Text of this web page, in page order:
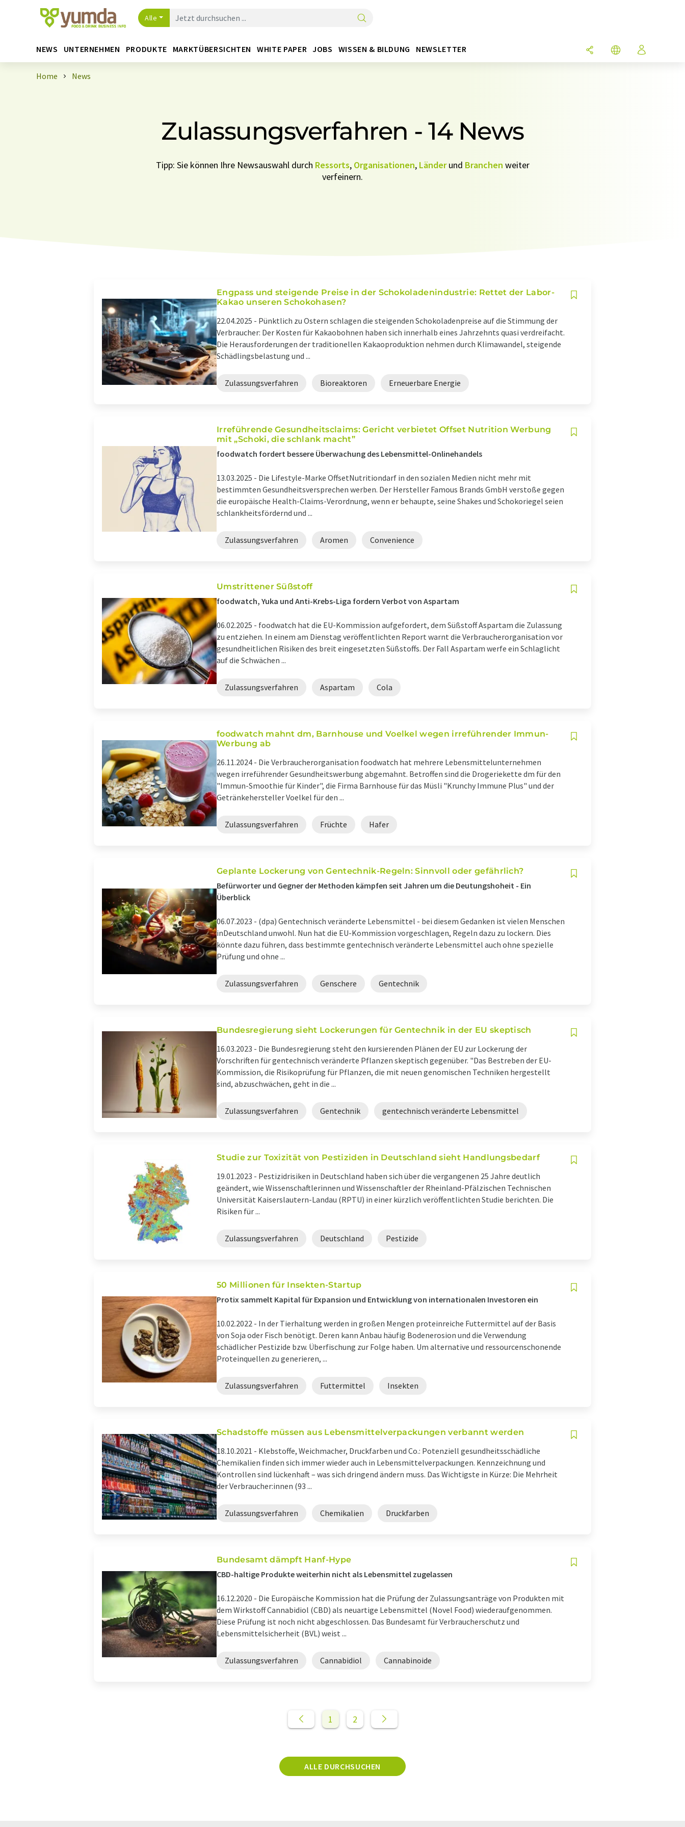
Alle
NEWS UNTERNEHMEN PRODUKTE MARKTÜBERSICHTEN WHITE PAPER JOBS WISSEN & BILDUNG NEWSLETTER
Home News
Zulassungsverfahren - 14 News
Tipp: Sie können Ihre Newsauswahl durch Ressorts, Organisationen, Länderund Branchen weiter
verfeinern.
Engpass und steigende Preise in der Schokoladen­industrie: Rettet der Labor-
Kakao unseren Schokohasen?
22.04.2025 - Pünktlich zu Ostern schlagen die steigenden Schokoladenpreise auf die Stimmung der
Verbraucher: Der Kosten für Kakaobohnen haben sich innerhalb eines Jahrzehnts quasi verdreifacht.
Die Herausforderungen der traditionellen Kakaoproduktion nehmen durch Klimawandel, steigende
Schädlingsbelastung und ...
Zulassungsverfahren Bioreaktoren Erneuerbare Energie
Irreführende Gesundheitsclaims: Gericht verbietet Offset Nutrition Werbung
mit „Schoki, die schlank macht”
foodwatch fordert bessere Überwachung des Lebensmittel-Onlinehandels
13.03.2025 - Die Lifestyle-Marke OffsetNutritiondarf in den sozialen Medien nicht mehr mit
bestimmten Gesundheitsversprechen werben. Der Hersteller Famous Brands GmbH verstoße gegen
die europäische Health-Claims-Verordnung, wenn er behaupte, seine Shakes und Schokoriegel seien
schlankheitsfördernd und ...
Zulassungsverfahren Aromen Convenience
Umstrittener Süßstoff
foodwatch, Yuka und Anti-Krebs-Liga fordern Verbot von Aspartam
06.02.2025 - foodwatch hat die EU-Kommission aufgefordert, dem Süßstoff Aspartam die Zulassung
zu entziehen. In einem am Dienstag veröffentlichten Report warnt die Verbraucherorganisation vor
gesundheitlichen Risiken des breit eingesetzten Süßstoffs. Der Fall Aspartam werfe ein Schlaglicht
auf die Schwächen ...
Zulassungsverfahren Aspartam Cola
foodwatch mahnt dm, Barnhouse und Voelkel wegen irreführender Immun-
Werbung ab
26.11.2024 - Die Verbraucherorganisation foodwatch hat mehrere Lebensmittelunternehmen
wegen irreführender Gesundheitswerbung abgemahnt. Betroffen sind die Drogeriekette dm für den
"Immun-Smoothie für Kinder", die Firma Barnhouse für das Müsli "Krunchy Immune Plus" und der
Getränkehersteller Voelkel für den ...
Zulassungsverfahren Früchte Hafer
Geplante Lockerung von Gentechnik-Regeln: Sinnvoll oder gefährlich?
Befürworter und Gegner der Methoden kämpfen seit Jahren um die Deutungshoheit - Ein
Überblick
06.07.2023 - (dpa) Gentechnisch veränderte Lebensmittel - bei diesem Gedanken ist vielen Menschen
inDeutschland unwohl. Nun hat die EU-Kommission vorgeschlagen, Regeln dazu zu lockern. Dies
könnte dazu führen, dass bestimmte gentechnisch veränderte Lebensmittel auch ohne spezielle
Prüfung und ohne ...
Zulassungsverfahren Genschere Gentechnik
Bundesregierung sieht Lockerungen für Gentechnik in der EU skeptisch
16.03.2023 - Die Bundesregierung steht den kursierenden Plänen der EU zur Lockerung der
Vorschriften für gentechnisch veränderte Pflanzen skeptisch gegenüber. "Das Bestreben der EU-
Kommission, die Risikoprüfung für Pflanzen, die mit neuen genomischen Techniken hergestellt
sind, abzuschwächen, geht in die ...
Zulassungsverfahren Gentechnik gentechnisch veränderte Lebensmittel
Studie zur Toxizität von Pestiziden in Deutschland sieht Handlungsbedarf
19.01.2023 - Pestizidrisiken in Deutschland haben sich über die vergangenen 25 Jahre deutlich
geändert, wie Wissenschaftlerinnen und Wissenschaftler der Rheinland-Pfälzischen Technischen
Universität Kaiserslautern-Landau (RPTU) in einer kürzlich veröffentlichten Studie berichten. Die
Risiken für ...
Zulassungsverfahren Deutschland Pestizide
50 Millionen für Insekten-Startup
Protix sammelt Kapital für Expansion und Entwicklung von internationalen Investoren ein
10.02.2022 - In der Tierhaltung werden in großen Mengen proteinreiche Futtermittel auf der Basis
von Soja oder Fisch benötigt. Deren kann Anbau häufig Bodenerosion und die Verwendung
schädlicher Pestizide bzw. Überfischung zur Folge haben. Um alternative und ressourcenschonende
Proteinquellen zu generieren, ...
Zulassungsverfahren Futtermittel Insekten
Schadstoffe müssen aus Lebensmittelverpackungen verbannt werden
18.10.2021 - Klebstoffe, Weichmacher, Druckfarben und Co.: Potenziell gesundheitsschädliche
Chemikalien finden sich immer wieder auch in Lebensmittelverpackungen. Kennzeichnung und
Kontrollen sind lückenhaft – was sich dringend ändern muss. Das Wichtigste in Kürze: Die Mehrheit
der Verbraucher:innen (93 ...
Zulassungsverfahren Chemikalien Druckfarben
Bundesamt dämpft Hanf-Hype
CBD-haltige Produkte weiterhin nicht als Lebensmittel zugelassen
16.12.2020 - Die Europäische Kommission hat die Prüfung der Zulassungsanträge von Produkten mit
dem Wirkstoff Cannabidiol (CBD) als neuartige Lebensmittel (Novel Food) wiederaufgenommen.
Diese Prüfung ist noch nicht abgeschlossen. Das Bundesamt für Verbraucherschutz und
Lebensmittelsicherheit (BVL) weist ...
Zulassungsverfahren Cannabidiol Cannabinoide
1 2
ALLE DURCHSUCHEN